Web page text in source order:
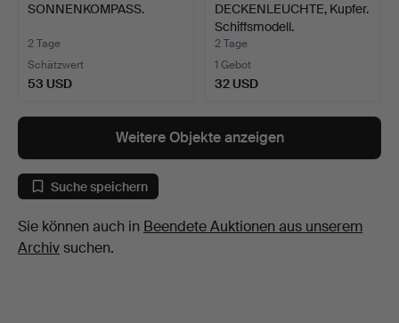
SONNENKOMPASS.
2 Tage
Schätzwert
53 USD
DECKENLEUCHTE, Kupfer.
Schiffsmodell.
2 Tage
1 Gebot
32 USD
Weitere Objekte anzeigen
Suche speichern
Sie können auch in Beendete Auktionen aus unserem
Archivsuchen.